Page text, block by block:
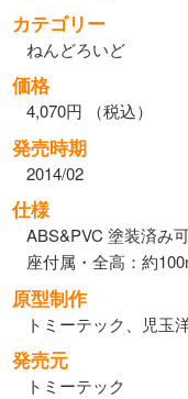
カテゴリー
ねんどろいど
価格
4,070円 （税込）
発売時期
2014/02
仕様
ABS&PVC 塗装済み
座付属・全高：約
原型制作
トミーテック、児玉
発売元
トミーテック